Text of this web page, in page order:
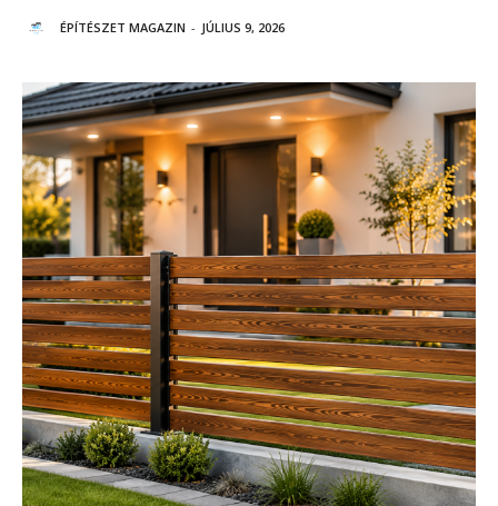
ÉPÍTÉSZET MAGAZIN - JÚLIUS 9, 2026